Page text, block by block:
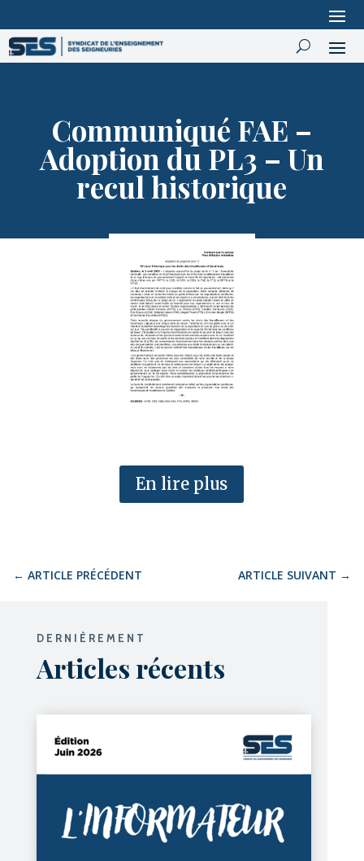
Communiqué FAE –
Adoption du PL3 – Un
recul historique
En lire plus
← ARTICLE PRÉCÉDENT ARTICLE SUIVANT →
DERNIÈREMENT
Articles récents